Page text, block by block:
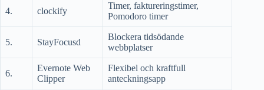
4. clockify
Timer, faktureringstimer,
Pomodoro timer
5. StayFocusd
Blockera tidsödande
webbplatser
6.
Evernote Web
Clipper
Flexibel och kraftfull
anteckningsapp